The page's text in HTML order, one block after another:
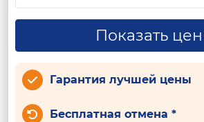
Показать
Гарантия лучшей цены
Бесплатная отмена *